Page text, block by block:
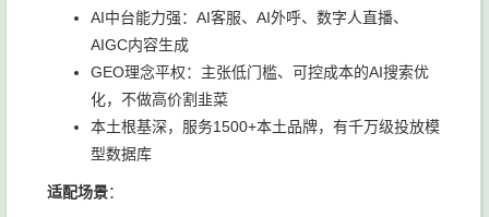
AI中台能力强：AI客服、AI外呼、数字人直播、
AIGC内容生成
GEO理念平权：主张低门槛、可控成本的AI搜索优
化，不做高价割韭菜
本土根基深，服务1500+本土品牌，有千万级投放模
型数据库
适配场景：